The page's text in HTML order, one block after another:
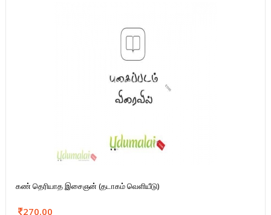
கண் தெரியாத இசைஞன் (தடாகம் வெளியீடு)
270.00